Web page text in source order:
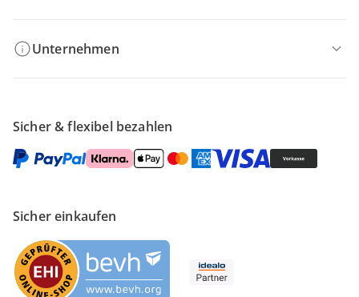
Unternehmen
Sicher & flexibel bezahlen
Sicher einkaufen